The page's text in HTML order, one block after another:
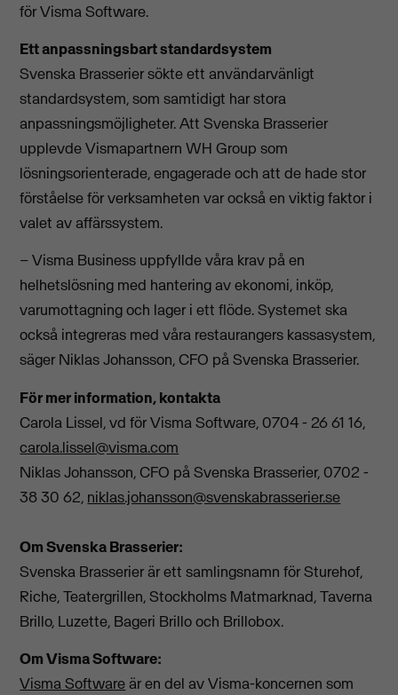
för Visma Software.
Ett anpassningsbart standardsystem
Svenska Brasserier sökte ett användarvänligt
standardsystem, som samtidigt har stora
anpassningsmöjligheter. Att Svenska Brasserier
upplevde Vismapartnern WH Group som
lösningsorienterade, engagerade och att de hade stor
förståelse för verksamheten var också en viktig faktor i
valet av affärssystem.
– Visma Business uppfyllde våra krav på en
helhetslösning med hantering av ekonomi, inköp,
varumottagning och lager i ett flöde. Systemet ska
också integreras med våra restaurangers kassasystem,
säger Niklas Johansson, CFO på Svenska Brasserier.
För mer information, kontakta
Carola Lissel, vd för Visma Software, 0704 - 26 61 16,
carola.lissel@visma.com
Niklas Johansson, CFO på Svenska Brasserier, 0702 -
38 30 62, niklas.johansson@svenskabrasserier.se
Om Svenska Brasserier:
Svenska Brasserier är ett samlingsnamn för Sturehof,
Riche, Teatergrillen, Stockholms Matmarknad, Taverna
Brillo, Luzette, Bageri Brillo och Brillobox.
Om Visma Software:
Visma Softwareär en del av Visma-koncernen som